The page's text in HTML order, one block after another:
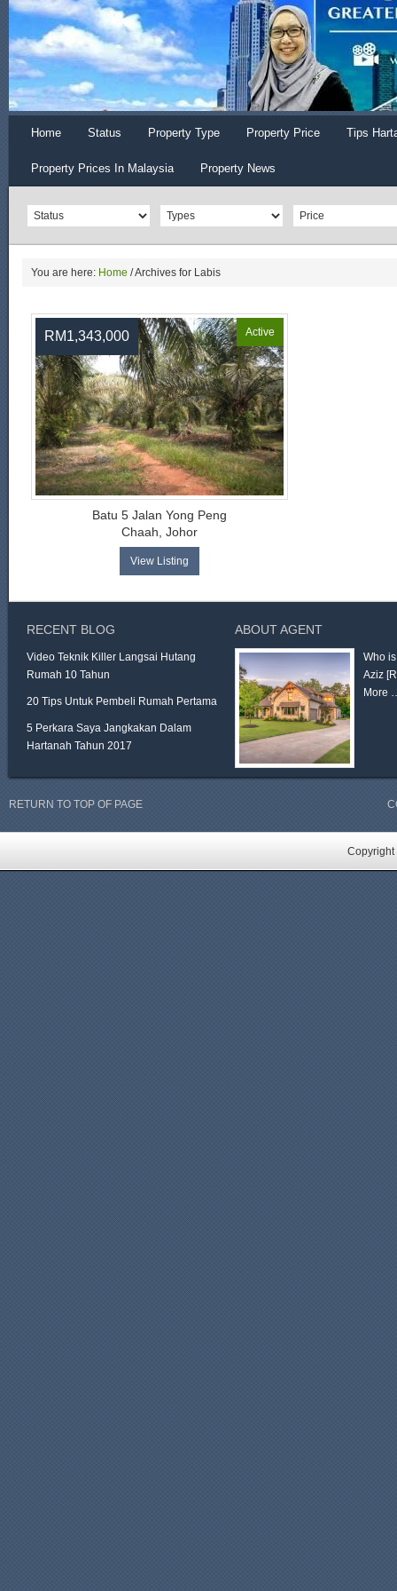
Home Status Property Type Property Price Tips
Property Prices In Malaysia Property News
You are here: Home /Archives for Labis
RM1,343,000 Active
Batu 5 Jalan Yong Peng
Chaah, Johor
View Listing
RECENT BLOG
Video Teknik Killer Langsai Hutang
Rumah 10 Tahun
20 Tips Untuk Pembeli Rumah Pertama
5 Perkara Saya Jangkakan Dalam
Hartanah Tahun 2017
ABOUT AGENT
Who
Aziz
More
RETURN TO TOP OF PAGE
Copyright